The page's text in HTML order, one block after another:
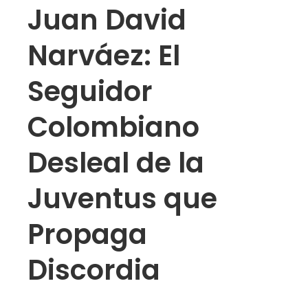
Juan David
Narváez: El
Seguidor
Colombiano
Desleal de la
Juventus que
Propaga
Discordia